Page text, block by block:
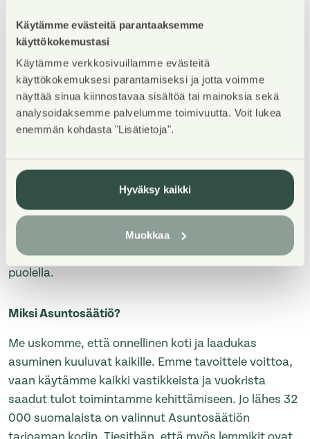
Käytämme evästeitä parantaaksemme
käyttökokemustasi
Käytämme verkkosivuillamme evästeitä
käyttökokemuksesi parantamiseksi ja jotta voimme
näyttää sinua kiinnostavaa sisältöä tai mainoksia sekä
analysoidaksemme palvelumme toimivuutta. Voit lukea
enemmän kohdasta "Lisätietoja".
Hyväksy kaikki
Muokkaa
Kohteeseen kuuluu kuusi 3-kerroksista kerrostaloa
metsäisillä näkymillä. Turvallinen sisäpiha, jossa on
lasten leikkialueita. Lähellä päiväkoteja, koulut ja
kirjasto. Ruokakauppa ja apteekki heti tien toisella
puolella.
Miksi Asuntosäätiö?
Me uskomme, että onnellinen koti ja laadukas
asuminen kuuluvat kaikille. Emme tavoittele voittoa,
vaan käytämme kaikki vastikkeista ja vuokrista
saadut tulot toimintamme kehittämiseen. Jo lähes 32
000 suomalaista on valinnut Asuntosäätiön